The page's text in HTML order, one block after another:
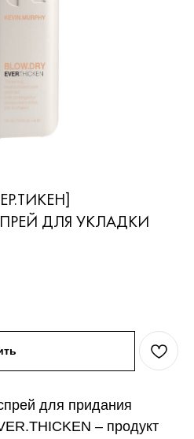
ДЛЯ УКЛАДКИ
для придания
– продукт